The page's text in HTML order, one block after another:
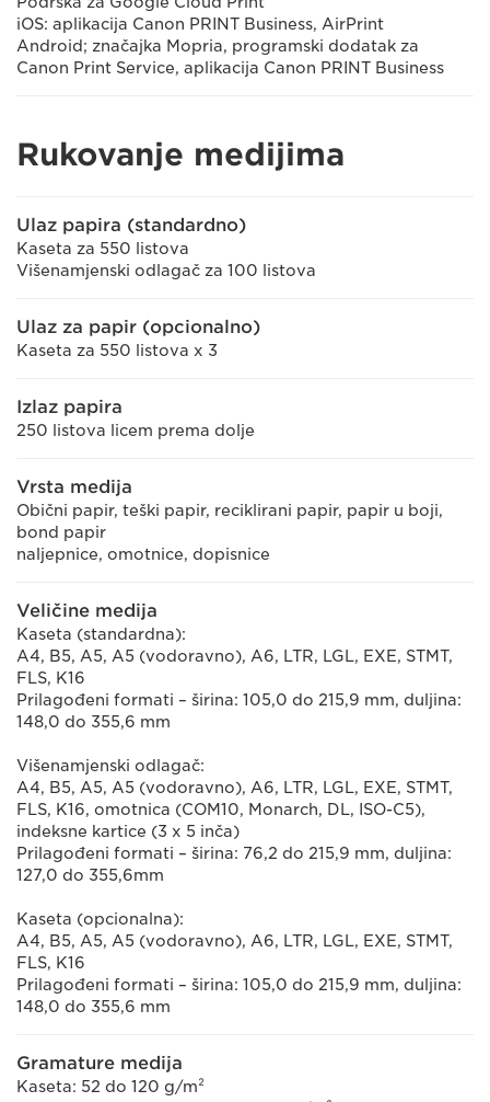
iOS: aplikacija Canon PRINT Business, AirPrint
Android; značajka Mopria, programski dodatak za
Canon Print Service, aplikacija Canon PRINT Business
Rukovanje medijima
Ulaz papira (standardno)
Kaseta za 550 listova
Višenamjenski odlagač za 100 listova
Ulaz za papir (opcionalno)
Kaseta za 550 listova x 3
Izlaz papira
250 listova licem prema dolje
Vrsta medija
Obični papir, teški papir, reciklirani papir, papir u boji,
bond papir
naljepnice, omotnice, dopisnice
Veličine medija
Kaseta (standardna):
A4, B5, A5, A5 (vodoravno), A6, LTR, LGL, EXE, STMT,
FLS, K16
Prilagođeni formati – širina: 105,0 do 215,9 mm, duljina:
148,0 do 355,6 mm
Višenamjenski odlagač:
A4, B5, A5, A5 (vodoravno), A6, LTR, LGL, EXE, STMT,
FLS, K16, omotnica (COM10, Monarch, DL, ISO-C5),
indeksne kartice (3 x 5 inča)
Prilagođeni formati – širina: 76,2 do 215,9 mm, duljina:
127,0 do 355,6mm
Kaseta (opcionalna):
A4, B5, A5, A5 (vodoravno), A6, LTR, LGL, EXE, STMT,
FLS, K16
Prilagođeni formati – širina: 105,0 do 215,9 mm, duljina:
148,0 do 355,6 mm
Gramature medija
Kaseta: 52 do 120 g/m²